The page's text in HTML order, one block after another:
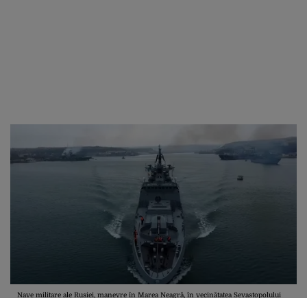
Nave militare ale Rusiei, manevre în Marea Neagră, în vecinătatea Sevastopolului